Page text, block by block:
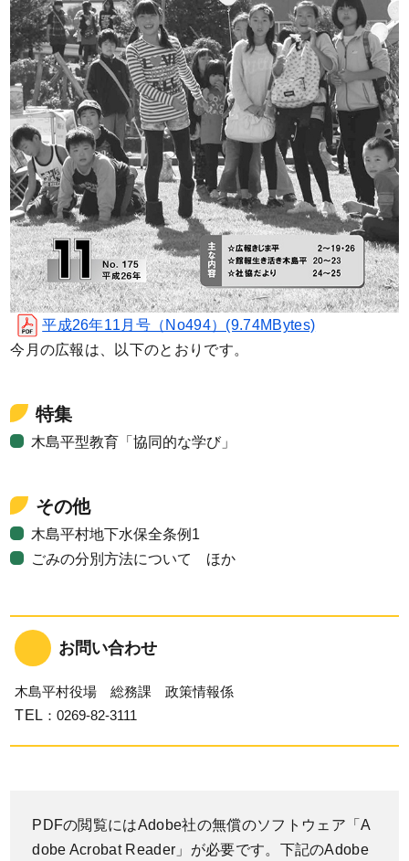
平成26年11月号（No494）(9.74MBytes)
今月の広報は、以下のとおりです。
特集
木島平型教育「協同的な学び」
その他
木島平村地下水保全条例1
ごみの分別方法について ほか
お問い合わせ
木島平村役場 総務課 政策情報係
TEL ：0269-82-3111
PDFの閲覧にはAdobe社の無償のソフトウェア「A
dobe Acrobat Reader」が必要です。下記のAdobe